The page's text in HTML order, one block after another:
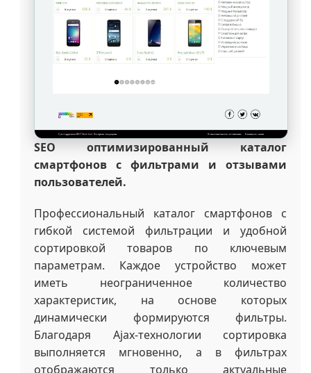
SEO оптимизированный каталог
смартфонов с фильтрами и отзывами
пользователей.
Профессиональный каталог смартфонов с
гибкой системой фильтрации и удобной
сортировкой товаров по ключевым
параметрам. Каждое устройство может
иметь неограниченное количество
характеристик, на основе которых
динамически формируются фильтры.
Благодаря Ajax-технологии сортировка
выполняется мгновенно, а в фильтрах
отображаются только актуальные